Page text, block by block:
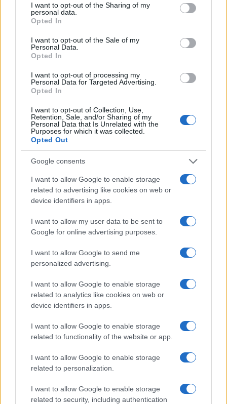
not limited to your visit or usage behaviour. You may click to
grant or deny consent to Google and its third-party tags to
use your data for below specified purposes in below Google
consent section.
I want to opt-out of the Sharing of my
personal data.
Opted In
I want to opt-out of the Sale of my
Personal Data.
Opted In
I want to opt-out of processing my
Personal Data for Targeted Advertising.
Opted In
I want to opt-out of Collection, Use,
Retention, Sale, and/or Sharing of my
Personal Data that Is Unrelated with the
Purposes for which it was collected.
Opted Out
Google consents
I want to allow Google to enable storage
related to advertising like cookies on web or
device identifiers in apps.
I want to allow my user data to be sent to
Google for online advertising purposes.
I want to allow Google to send me
personalized advertising.
I want to allow Google to enable storage
related to analytics like cookies on web or
device identifiers in apps.
I want to allow Google to enable storage
related to functionality of the website or app.
I want to allow Google to enable storage
related to personalization.
I want to allow Google to enable storage
related to security, including authentication
Condividi l'articolo
F
a
ce
b
o
o
k
T
w
it
te
r
Pi
n
te
re
st
W
at
s
A
p
p
S
a
re
Articolo precedente
Prossimo articolo
NOTIZIE RECENTI
Controlli rafforzati in Costa Smeralda, 20
Tre milioni di euro dalla Provincia Gallura per
Arzachena
Incidente sulla strada provinciale ad Arzachena,
un ferito
Sangue, musica e solidarietà con Avis Olbia al
Delta Center
Meteo Olbia 9 agosto, temperature in calo